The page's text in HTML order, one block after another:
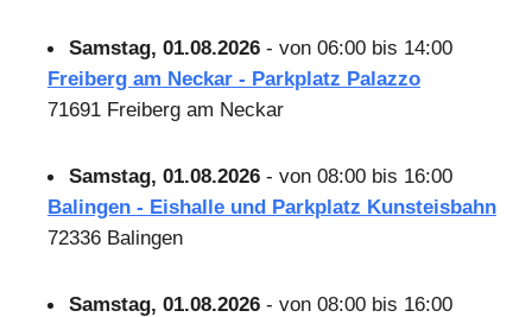
Samstag, 01.08.2026 - von 06:00 bis 14:00
Freiberg am Neckar - Parkplatz Palazzo
71691 Freiberg am Neckar
Samstag, 01.08.2026 - von 08:00 bis 16:00
Balingen - Eishalle und Parkplatz Kunsteisbahn
72336 Balingen
Samstag, 01.08.2026 - von 08:00 bis 16:00